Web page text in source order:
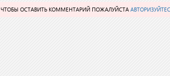
ЧТОБЫ ОСТАВИТЬ КОММЕНТАРИЙ ПОЖАЛУЙСТА